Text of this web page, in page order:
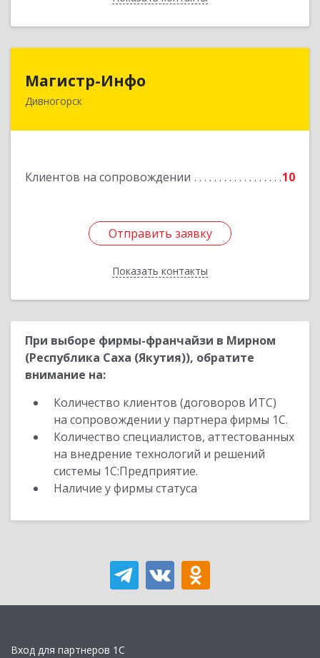
Магистр-Инфо
Дивногорск
Клиентов на сопровождении 10
Отправить заявку
Показать контакты
663090 Красноярский край Дивногорск г
Отправить заявку
Назад
При выборе фирмы-франчайзи в Мирном
(Республика Саха (Якутия)), обратите
внимание на:
Количество клиентов (договоров ИТС)
на сопровождении у партнера фирмы 1С.
Количество специалистов, аттестованных
на внедрение технологий и решений
системы 1С:Предприятие.
Наличие у фирмы статуса
Вход для партнеров 1С